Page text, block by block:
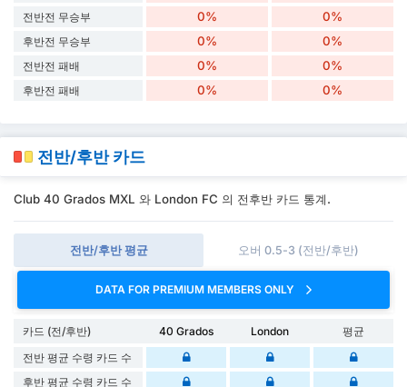
전반전 무승부 0% 0%
후반전 무승부 0% 0%
전반전 패배 0% 0%
후반전 패배 0% 0%
전반/후반 카드
Club 40 Grados MXL 와 London FC 의 전후반 카드 통계.
전반/후반 평균 오버 0.5-3 (전반/후반)
DATA FOR PREMIUM MEMBERS ONLY
카드 (전/후반) 40 Grados London
평균
전반 평균 수령 카드 수
후반 평균 수령 카드 수